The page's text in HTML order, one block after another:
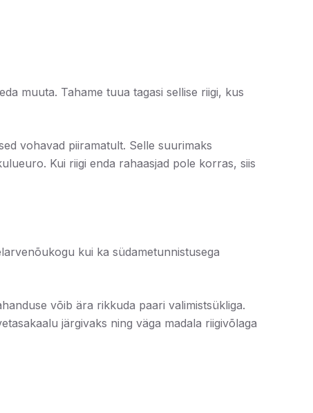
muuta. Tahame tuua tagasi sellise riigi, kus
vohavad piiramatult. Selle suurimaks
Kui riigi enda rahaasjad pole korras, siis
kui ka südametunnistusega
võib ära rikkuda paari valimistsükliga.
järgivaks ning väga madala riigivõlaga